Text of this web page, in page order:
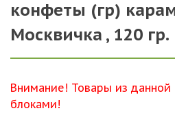
конфеты (гр)
Москвичка , 120
Внимание! Товары из данной
блоками!